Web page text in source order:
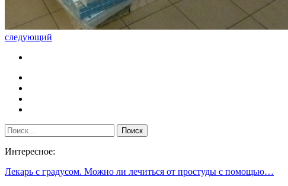
следующий
Интересное:
Лекарь с градусом. Можно ли лечиться от простуды с помощью…